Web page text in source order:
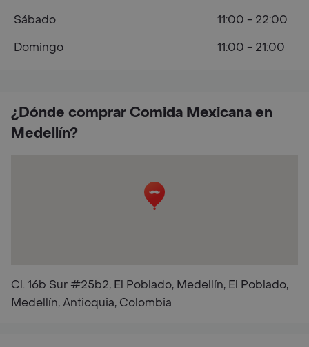
¿Dónde comprar Comida Mexicana en
Medellín?
Cl. 16b Sur #25b2, El Poblado, Medellín, El Poblado,
Medellín, Antioquia, Colombia
Sábado
11:00 - 22:00
Domingo
11:00 - 21:00